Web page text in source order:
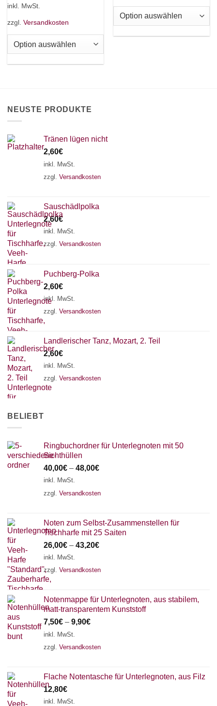
mehrere
auf.
gewählt
werden
inkl. MwSt.
zzgl. Versandkosten
auf.
NEUSTE PRODUKTE
Tränen lügen nicht
2,60€
inkl. MwSt.
zzgl. Versandkosten
Sauschädlpolka
2,60€
inkl. MwSt.
zzgl. Versandkosten
Puchberg-Polka
2,60€
inkl. MwSt.
zzgl. Versandkosten
Landlerischer Tanz, Mozart, 2. Teil
2,60€
inkl. MwSt.
zzgl. Versandkosten
BELIEBT
Ringbuchordner für Unterlegnoten mit 50
Sichthüllen
40,00€ – 48,00€
inkl. MwSt.
zzgl. Versandkosten
Noten zum Selbst-Zusammenstellen für
Tischharfe mit 25 Saiten
26,00€ – 43,20€
inkl. MwSt.
zzgl. Versandkosten
Notenmappe für Unterlegnoten, aus stabilem,
matt-transparentem Kunststoff
7,50€ – 9,90€
inkl. MwSt.
zzgl. Versandkosten
Flache Notentasche für Unterlegnoten, aus Filz
12,80€
inkl. MwSt.